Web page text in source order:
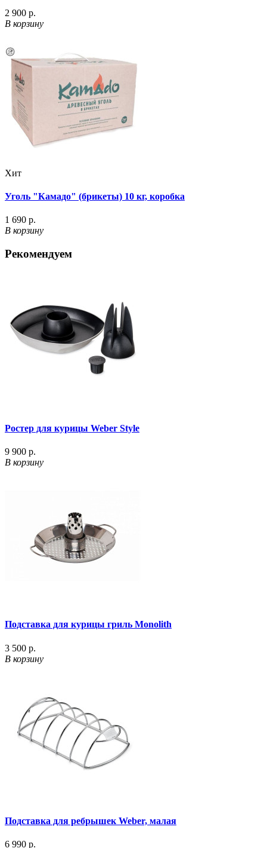
2 900 р.
В корзину
Хит
Уголь "Камадо" (брикеты) 10 кг, коробка
1 690 р.
В корзину
Рекомендуем
Ростер для курицы Weber Style
9 900 р.
В корзину
Подставка для курицы гриль Monolith
3 500 р.
В корзину
Подставка для ребрышек Weber, малая
6 990 р.